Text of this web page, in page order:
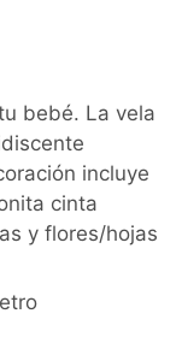
bebé. La vela
incluye
cinta
y flores/hojas